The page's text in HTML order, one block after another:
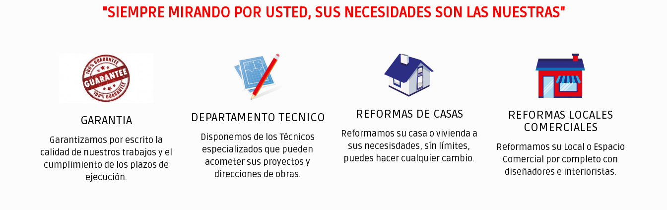
"SIEMPRE MIRANDO POR USTED, SUS NECESIDADES SON LAS NUESTRAS"
GARANTIA
Garantizamos por escrito la
calidad de nuestros trabajos y el
cumplimiento de los plazos de
ejecución.
DEPARTAMENTO TECNICO
Disponemos de los Técnicos
especializados que pueden
acometer sus proyectos y
direcciones de obras.
REFORMAS DE CASAS
Reformamos su casa o vivienda a
sus necesisdades, sín límites,
puedes hacer cualquier cambio.
REFORMAS LOCALES
COMERCIALES
Reformamos su Local o Espacio
Comercial por completo con
diseñadores e interioristas.